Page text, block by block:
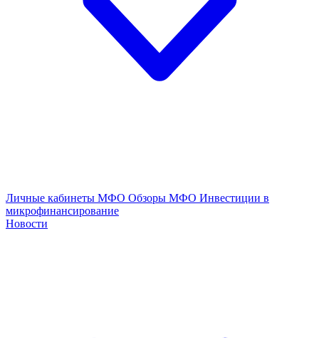
Личные кабинеты МФО Обзоры МФО Инвестиции в
микрофинансирование
Новости